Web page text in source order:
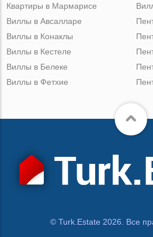
Квартиры в Мармарисе
Виллы в Авсалларе
Виллы в Конаклы
Виллы в Кестеле
Виллы в Белеке
Виллы в Фетхие
© Turk.Estate 2026. Все